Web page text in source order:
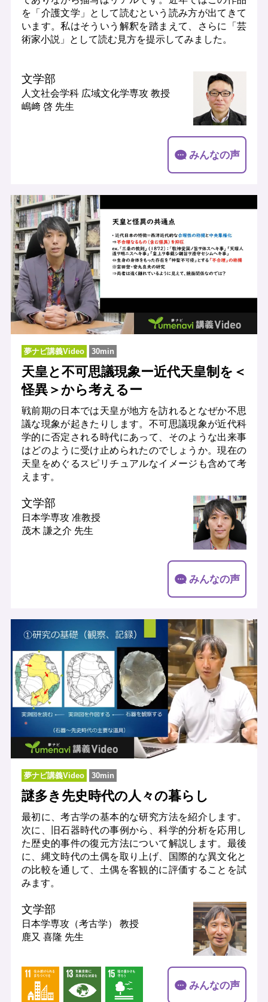
を「介護文学」として読むという読み方が出てきて
います。私はそういう解釈を踏まえて、さらに「芸
術家小説」として読む見方を提示してみました。
文学部
人文社会学科 広域文化学専攻 教授
嶋﨑 啓 先生
みんなの声
夢ナビ講義Video 30min
天皇と不可思議現象ー近代天皇制を＜
怪異＞から考えるー
戦前期の日本では天皇が地方を訪れるとなぜか不思
議な現象が起きたりします。不可思議現象が近代科
学的に否定される時代にあって、そのような出来事
はどのように受け止められたのでしょうか。現在の
天皇をめぐるスピリチュアルなイメージも含めて考
えます。
文学部
日本学専攻 准教授
茂木 謙之介 先生
みんなの声
夢ナビ講義Video 30min
謎多き先史時代の人々の暮らし
最初に、考古学の基本的な研究方法を紹介します。
次に、旧石器時代の事例から、科学的分析を応用し
た歴史的事件の復元方法について解説します。最後
に、縄文時代の土偶を取り上げ、国際的な異文化と
の比較を通して、土偶を客観的に評価することを試
みます。
文学部
日本学専攻（考古学） 教授
鹿又 喜隆 先生
みんなの声